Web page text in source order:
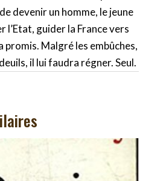
devenir un homme, le jeune
l’Etat, guider la France vers
a promis. Malgré les embûches,
il lui faudra régner. Seul.